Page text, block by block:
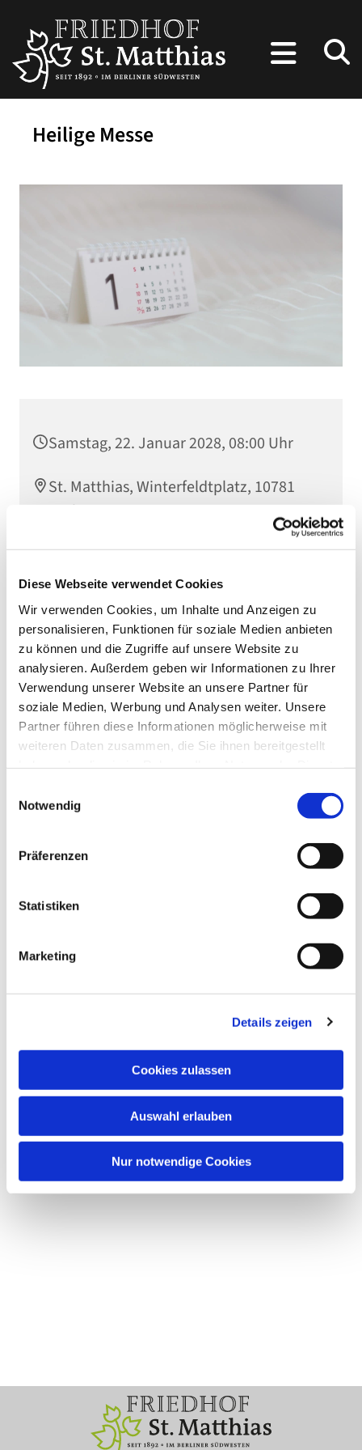
Diese Webseite verwendet Cookies
Wir verwenden Cookies, um Inhalte und Anzeigen zu
personalisieren, Funktionen für soziale Medien anbieten
zu können und die Zugriffe auf unsere Website zu
analysieren. Außerdem geben wir Informationen zu Ihrer
Verwendung unserer Website an unsere Partner für
soziale Medien, Werbung und Analysen weiter. Unsere
Partner führen diese Informationen möglicherweise mit
weiteren Daten zusammen, die Sie ihnen bereitgestellt
Notwendig
Präferenzen
Statistiken
Marketing
Details zeigen
Cookies zulassen
Auswahl erlauben
Nur notwendige Cookies
Heilige Messe
Samstag, 22. Januar 2028, 08:00 Uhr
St. Matthias, Winterfeldtplatz, 10781
Berlin